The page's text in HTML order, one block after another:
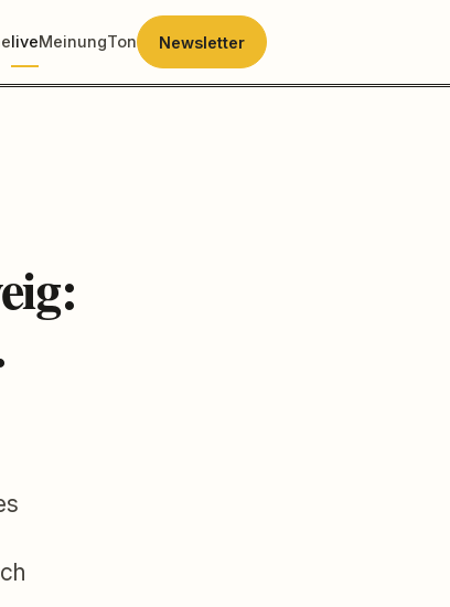
liveMeinungTon Newsletter